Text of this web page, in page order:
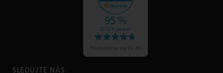
SLEDUJTE NÁS